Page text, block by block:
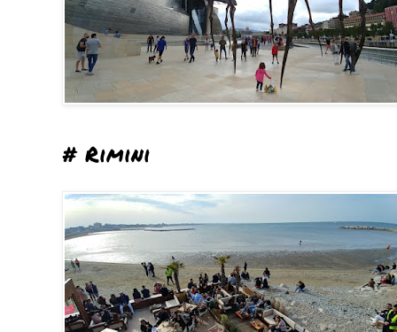
# Rimini